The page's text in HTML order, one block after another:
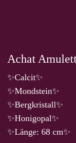
Achat
✨Calcit✨
✨Mondstein✨
✨Bergkristall✨
✨Honigopal✨
✨Länge: 68 cm✨